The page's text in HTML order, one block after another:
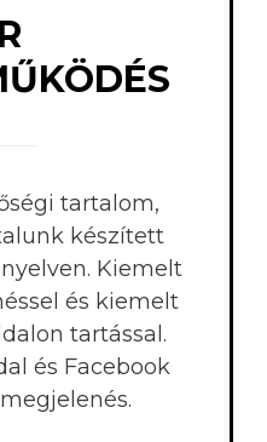
tartalom,
készített
Kiemelt
és kiemelt
tartással.
és Facebook